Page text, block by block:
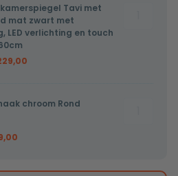
Tavi met
mat zwart met
LED verlichting en touch
chroom Rond